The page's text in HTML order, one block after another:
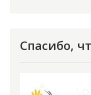
Спасибо,